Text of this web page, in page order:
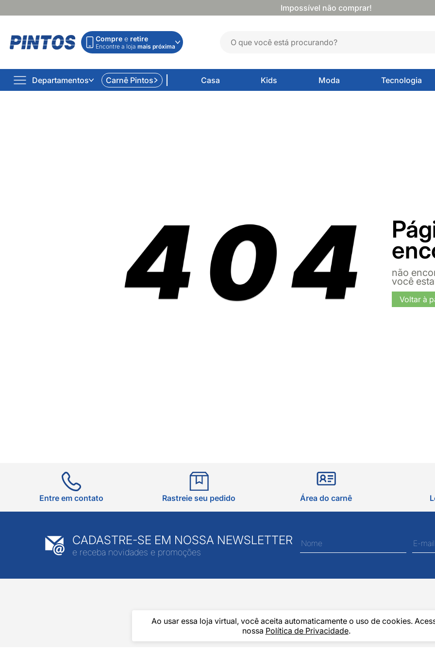
Impossível não comprar!
Compre e retire
Encontre a loja mais próxima
Departamentos Carnê Pintos Casa Kids Moda Tecnologia
não
você
Voltar à
Ao usar essa loja virtual, você aceita automaticamente o uso de cookies.
nossa Política de Privacidade.
Entre em contato Rastreie seu pedido Área do carnê
CADASTRE-SE EM NOSSA NEWSLETTER
e receba novidades e promoções